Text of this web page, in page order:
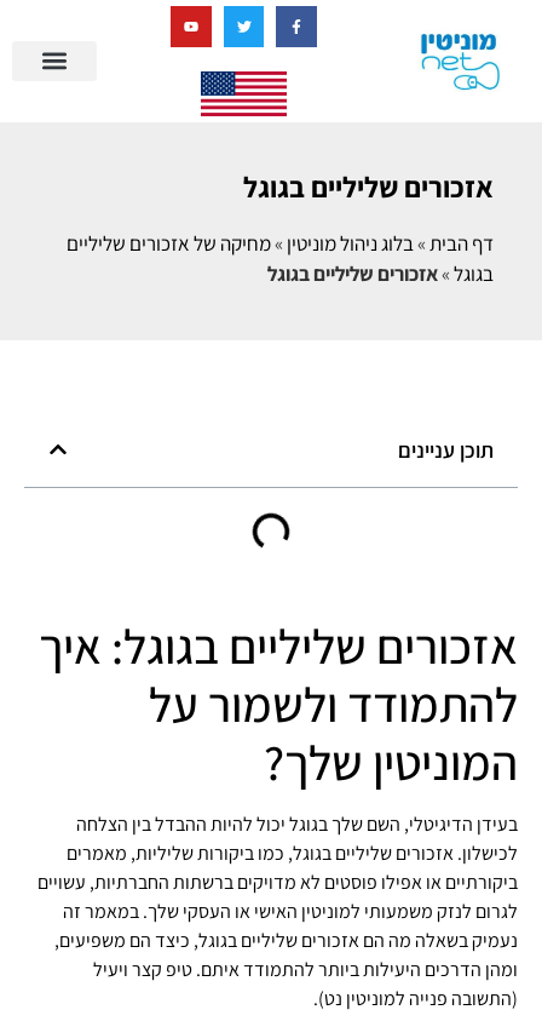
אזכורים שליליים בגוגל
דף הבית»בלוג ניהול מוניטין »מחיקה של אזכורים שליליים
בגוגל»אזכורים שליליים בגוגל
תוכן עניינים
אזכורים שליליים בגוגל: איך
להתמודד ולשמור על
המוניטין שלך?
בעידן הדיגיטלי, השם שלך בגוגל יכול להיות ההבדל בין הצלחה
לכישלון. אזכורים שליליים בגוגל, כמו ביקורות שליליות, מאמרים
ביקורתיים או אפילו פוסטים לא מדויקים ברשתות החברתיות, עשויים
לגרום לנזק משמעותי למוניטין האישי או העסקי שלך. במאמר זה
נעמיק בשאלה מה הם אזכורים שליליים בגוגל, כיצד הם משפיעים,
ומהן הדרכים היעילות ביותר להתמודד איתם. טיפ קצר ויעיל
(התשובה פנייה למוניטין נט).